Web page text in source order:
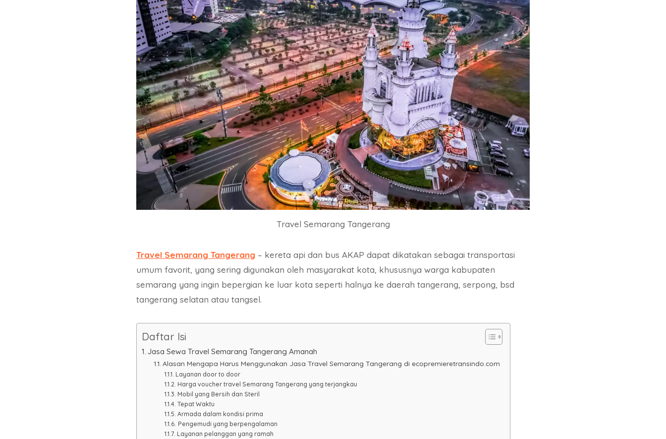
Travel Semarang Tangerang
Travel Semarang Tangerang – kereta api dan bus AKAP dapat dikatakan sebagai transportasi
umum favorit, yang sering digunakan oleh masyarakat kota, khususnya warga kabupaten
semarang yang ingin bepergian ke luar kota seperti halnya ke daerah tangerang, serpong, bsd
tangerang selatan atau tangsel.
Daftar Isi
Jasa Sewa Travel Semarang Tangerang Amanah
Alasan Mengapa Harus Menggunakan Jasa Travel Semarang Tangerang di ecopremieretransindo.com
Layanan door to door
Harga voucher travel Semarang Tangerang yang terjangkau
Mobil yang Bersih dan Steril
Tepat Waktu
Armada dalam kondisi prima
Pengemudi yang berpengalaman
Layanan pelanggan yang ramah